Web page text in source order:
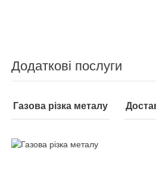
Додаткові послуги
Газова різка металу